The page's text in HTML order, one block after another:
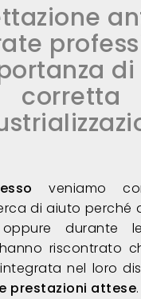
di
corretta
veniamo
di aiuto perché
durante
riscontrato
integrata nel loro
prestazioni attese.